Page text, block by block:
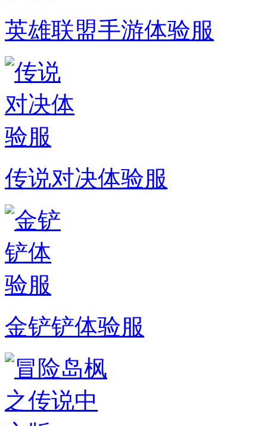
英雄联盟手游体验服
传说对决体验服
金铲铲体验服